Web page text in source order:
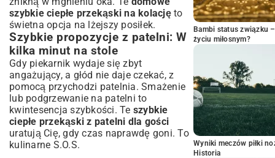
szybkie ciepłe przekąski na kolacjęto
świetna opcja na lżejszy posiłek.
Szybkie propozycje z patelni: W
kilka minut na stole
Gdy piekarnik wydaje się zbyt
angażujący, a głód nie daje czekać, z
pomocą przychodzi patelnia. Smażenie
lub podgrzewanie na patelni to
kwintesencja szybkości. Te szybkie
ciepłe przekąski z patelni dla gości
uratują Cię, gdy czas naprawdę goni. To
kulinarne S.O.S.
Bambi status związku
życiu miłosnym?
Wyniki meczów piłki
Historia